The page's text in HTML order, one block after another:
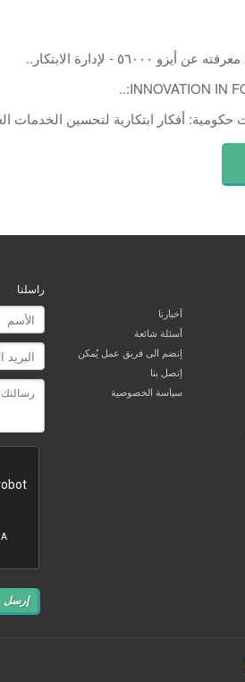
٥٦٠٠٠ - لإدارة الابتكار..
INNOVATION IN
حكومية: أفكار ابتكارية لتحسين الخدمات
آخبارنا
أسئلة شائعة
إنضم الى فريق عمل يُمكن
إتصل بنا
سياسة الخصوصية
راسلنا
إرسل